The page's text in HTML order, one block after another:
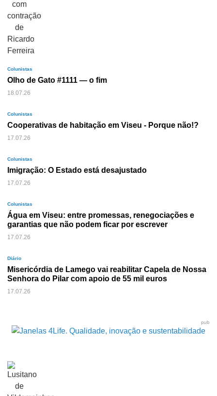
Colunistas
Olho de Gato #1111 — o fim
18.07.26
Colunistas
Cooperativas de habitação em Viseu - Porque não!?
17.07.26
Colunistas
Imigração: O Estado está desajustado
17.07.26
Colunistas
Água em Viseu: entre promessas, renegociações e
garantias que não podem ficar por escrever
17.07.26
Diário
Misericórdia de Lamego vai reabilitar Capela de Nossa
Senhora do Pilar com apoio de 55 mil euros
17.07.26
pub